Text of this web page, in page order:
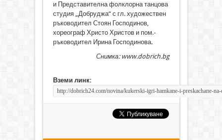
и Представителна фолклорна танцова
студия „Добруджа“ с гл. художествен
ръководител Стоян Господинов,
хореограф Христо Христов и пом.-
ръководител Ирина Господинова.
Снимка: www.dobrich.bg
Вземи линк: